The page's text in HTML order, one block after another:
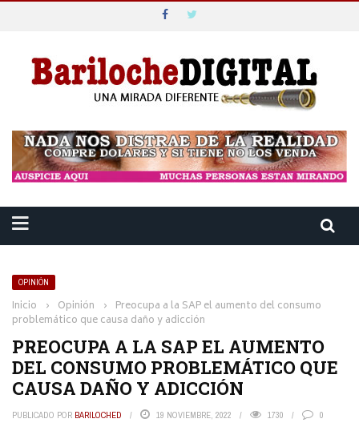
OPINIÓN
Inicio › Opinión › Preocupa a la SAP el aumento del consumo
problemático que causa daño y adicción
PREOCUPA A LA SAP EL AUMENTO
DEL CONSUMO PROBLEMÁTICO QUE
CAUSA DAÑO Y ADICCIÓN
PUBLICADO POR BARILOCHED 19 NOVIEMBRE, 2022 1730 0